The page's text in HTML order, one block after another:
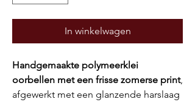
In winkelwagen
Handgemaakte polymeerklei
oorbellen met een frisse zomerse print,
afgewerkt met een glanzende harslaag